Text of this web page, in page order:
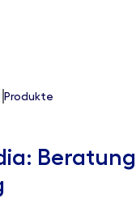
Produkte